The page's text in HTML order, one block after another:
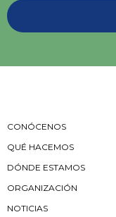
CONÓCENOS
QUÉ HACEMOS
DÓNDE ESTAMOS
ORGANIZACIÓN
NOTICIAS